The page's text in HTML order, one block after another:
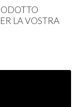
LAVOSTRA